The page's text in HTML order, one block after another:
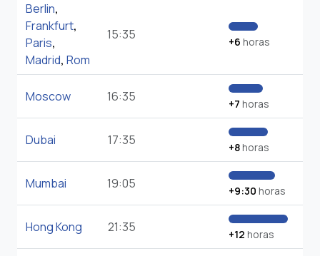
Berlin,
Frankfurt,
Paris,
Madrid, Rom
15:35 +6 horas
Moscow 16:35 +7 horas
Dubai 17:35 +8horas
Mumbai 19:05 +9:30 horas
Hong Kong 21:35 +12 horas